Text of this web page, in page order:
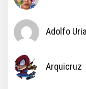
Adolfo
Arquicruz